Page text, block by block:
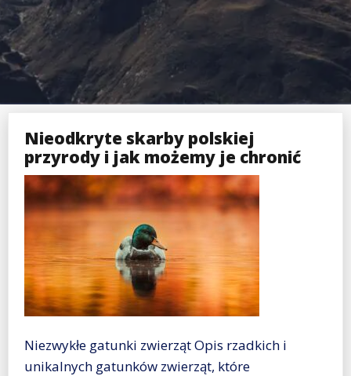
Nieodkryte skarby polskiej
przyrody i jak możemy je chronić
Niezwykłe gatunki zwierząt Opis rzadkich i
unikalnych gatunków zwierząt, które